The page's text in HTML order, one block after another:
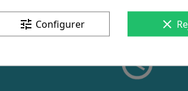
tune Configurer clear